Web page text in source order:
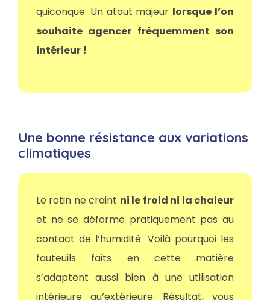
quiconque. Un atout majeur lorsque l’on
souhaite agencer fréquemment son
intérieur !
Une bonne résistance aux variations
climatiques
Le rotin ne craint ni le froid ni la chaleur
et ne se déforme pratiquement pas au
contact de l’humidité. Voilà pourquoi les
fauteuils faits en cette matière
s’adaptent aussi bien à une utilisation
intérieure qu’extérieure. Résultat, vous